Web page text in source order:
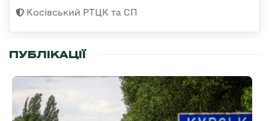
Косівський РТЦК та СП
ПУБЛІКАЦІЇ